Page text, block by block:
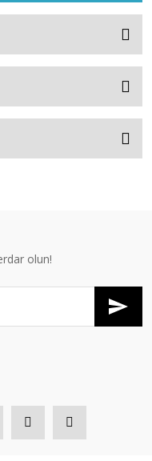
olun!